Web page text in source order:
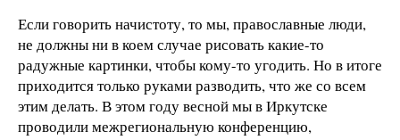
Если говорить начистоту, то мы, православные люди,
не должны ни в коем случае рисовать какие-то
радужные картинки, чтобы кому-то угодить. Но в итоге
приходится только руками разводить, что же со всем
этим делать. В этом году весной мы в Иркутске
проводили межрегиональную конференцию,